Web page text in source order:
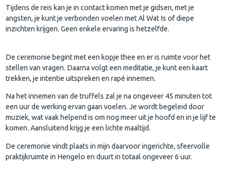
Tijdens de reis kan je in contact komen met je gidsen, met je
angsten, je kunt je verbonden voelen met Al Wat Is of diepe
inzichten krijgen. Geen enkele ervaring is hetzelfde.
De ceremonie begint met een kopje thee en er is ruimte voor het
stellen van vragen. Daarna volgt een meditatie, je kunt een kaart
trekken, je intentie uitspreken en rapé innemen.
Na het innemen van de truffels zal je na ongeveer 45 minuten tot
een uur de werking ervan gaan voelen. Je wordt begeleid door
muziek, wat vaak helpend is om nog meer uit je hoofd en in je lijf te
komen. Aansluitend krijg je een lichte maaltijd.
De ceremonie vindt plaats in mijn daarvoor ingerichte, sfeervolle
praktijkruimte in Hengelo en duurt in totaal ongeveer 6 uur.